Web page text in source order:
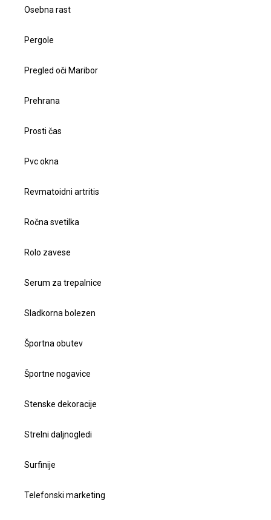
Osebna rast
Pergole
Pregled oči Maribor
Prehrana
Prosti čas
Pvc okna
Revmatoidni artritis
Ročna svetilka
Rolo zavese
Serum za trepalnice
Sladkorna bolezen
Športna obutev
Športne nogavice
Stenske dekoracije
Strelni daljnogledi
Surfinije
Telefonski marketing